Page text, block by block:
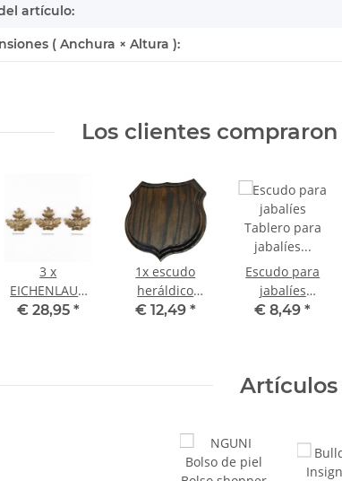
artículo:
( Anchura × Altura ):
Los clientes
3 x
EICHENLAUB
Cubierta
€ 28,95 *
1x escudo
heráldico
Escudo de
de jabalí
€ 12,49 *
Escudo para
jabalíes
Tablero para
para trofeos
€ 8,49*